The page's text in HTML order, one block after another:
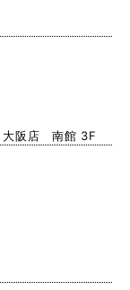
大阪店 南館 3F